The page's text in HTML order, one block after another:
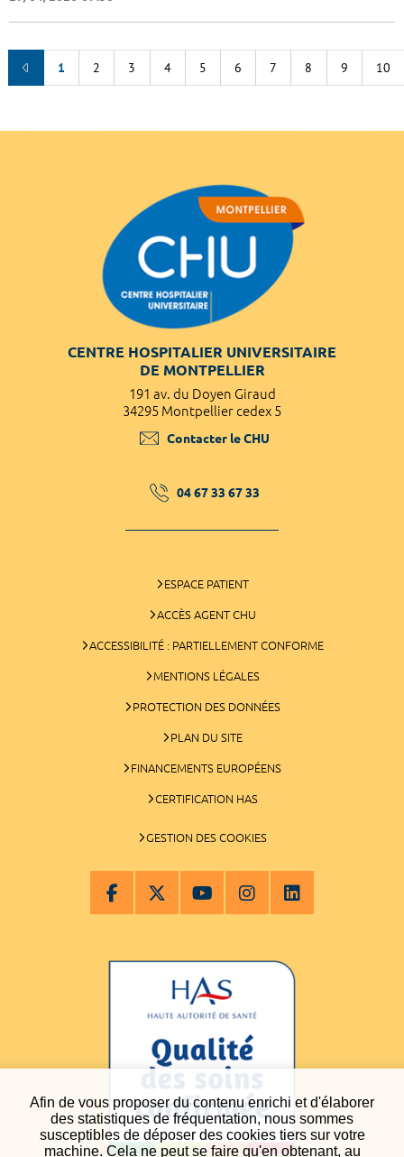
Afin de vous proposer du contenu enrichi et d'élaborer
des statistiques de fréquentation, nous sommes
susceptibles de déposer des cookies tiers sur votre
machine. Cela ne peut se faire qu'en obtenant, au
1 2 3 4 5 6 7 8 9 10
CENTRE HOSPITALIER UNIVERSITAIRE
DE MONTPELLIER
191 av. du Doyen Giraud
34295 Montpellier cedex 5
Contacter le CHU
04 67 33 67 33
ESPACE PATIENT
ACCÈS AGENT CHU
ACCESSIBILITÉ : PARTIELLEMENT CONFORME
MENTIONS LÉGALES
PROTECTION DES DONNÉES
PLAN DU SITE
FINANCEMENTS EUROPÉENS
CERTIFICATION HAS
GESTION DES COOKIES